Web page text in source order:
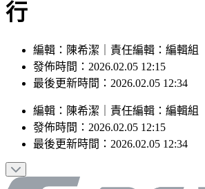
行
編輯：陳希潔｜責任編輯：編輯組
發佈時間：2026.02.05 12:15
最後更新時間：2026.02.05 12:34
編輯 ： 陳希潔 責任編輯 ： 編輯組
發佈時間： 2026.02.05 12:15
最後更新時間： 2026.02.05 12:34